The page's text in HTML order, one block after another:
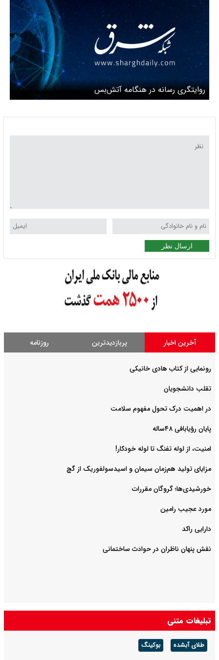
روایتگری رسانه در هنگامه آتش‌بس
ارسال نظر
آخرین اخبار پربازدیدترین روزنامه
رونمایی از کتاب هادی خانیکی
‌تقلب دانشجویان
در اهمیت درک تحول مفهوم سلامت
پایان رؤیابافی ۴۸ساله
امنیت، از لوله تفنگ تا ‌لوله خودکار!
مزایای تولید هم‌زمان سیمان و اسیدسولفوریک از گچ
خورشیدی‌ها؛ گروگان مقررات
مورد عجیب رامین
دارایی راکد
نقش پنهان ناظران در حوادث ساختمانی
تبلیغات متنی
طلای آبشده بوکینگ